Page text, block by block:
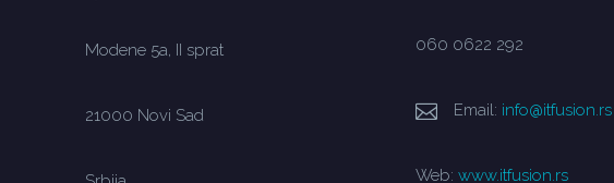
Modene 5a, II sprat
21000 Novi Sad
060 0622 292
Email: info@itfusion.rs
Web: www.itfusion.rs